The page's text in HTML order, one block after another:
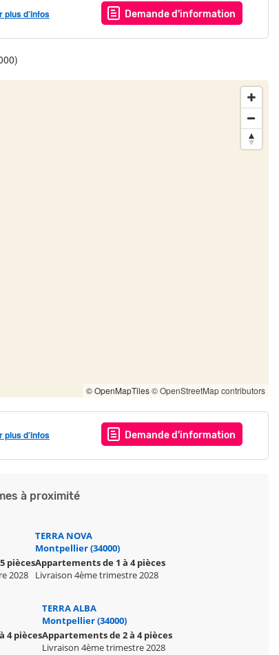
plus d’infos Demande d'information
© OpenMapTiles© OpenStreetMap contributors
plus d’infos Demande d'information
à proximité
pièces
2028
TERRA NOVA
Montpellier (34000)
Appartements de 1 à 4 pièces
Livraison 4ème trimestre 2028
4 pièces
TERRA ALBA
Montpellier (34000)
Appartements de 2 à 4 pièces
Livraison 4ème trimestre 2028